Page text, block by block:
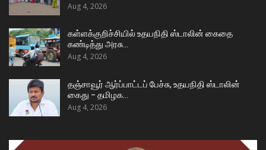
Aug 4, 2026
கள்ளக்குறிச்சியில் உதயநிதி ஸ்டாலின் கைதை
கண்டித்து அரசு…
Aug 4, 2026
தஞ்சாவூர் ஆர்ப்பாட்டப் பேச்சு, உதயநிதி ஸ்டாலின்
கைது – தமிழக…
Aug 4, 2026